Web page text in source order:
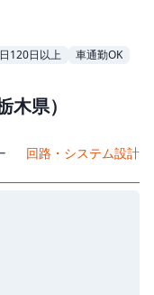
120日以上 車通勤OK
県）
回路・システム設計